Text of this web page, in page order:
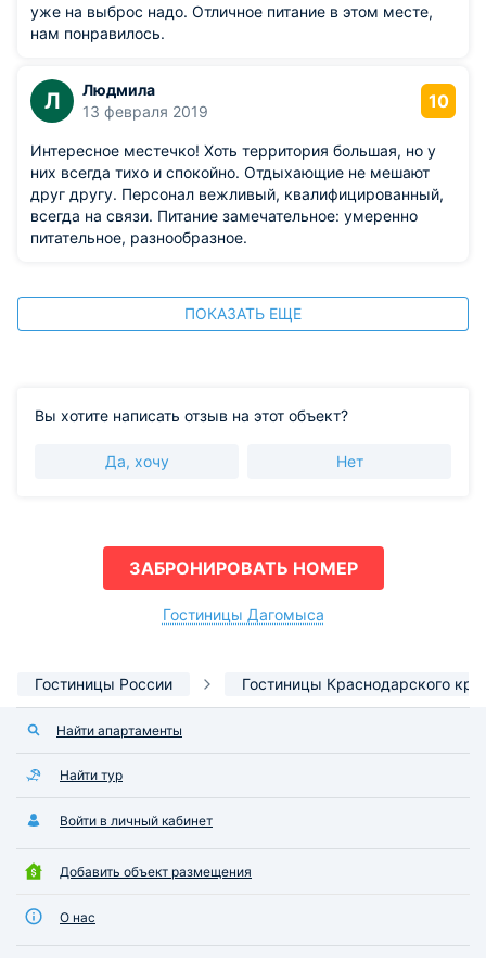
уже на выброс надо. Отличное питание в этом месте,
нам понравилось.
Л
Людмила
13 февраля 2019
10
Интересное местечко! Хоть территория большая, но у
них всегда тихо и спокойно. Отдыхающие не мешают
друг другу. Персонал вежливый, квалифицированный,
всегда на связи. Питание замечательное: умеренно
питательное, разнообразное.
ПОКАЗАТЬ ЕЩЕ
Вы хотите написать отзыв на этот объект?
Да, хочу Нет
ЗАБРОНИРОВАТЬ НОМЕР
Гостиницы Дагомыса
Гостиницы России Гостиницы Краснодарского
Найти апартаменты
Найти тур
Войти в личный кабинет
Добавить объект размещения
О нас